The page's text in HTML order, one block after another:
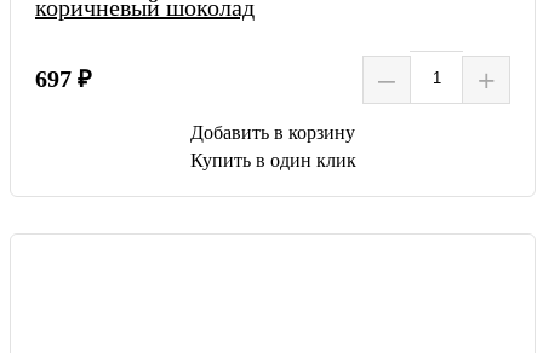
коричневый шоколад
697 ₽ – +
Добавить в корзину
Купить в один клик